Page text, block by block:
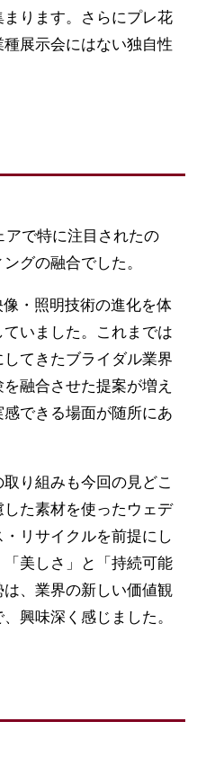
ります。さらにプレ花
展示会にはない独自性
アで特に注目されたの
グの融合でした。
・照明技術の進化を体
いました。これまでは
してきたブライダル業界
融合させた提案が増え
できる場面が随所にあ
り組みも今回の見どこ
た素材を使ったウェデ
リサイクルを前提にし
美しさ」と「持続可能
、業界の新しい価値観
興味深く感じました。